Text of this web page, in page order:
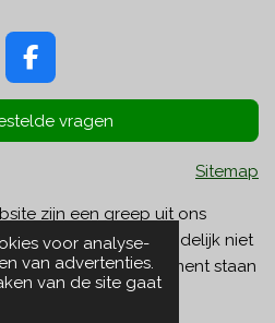
voor analyse-
van advertenties.
van de site gaat
F
c
e
o
k
vragen
Sitemap
zijn een greep uit ons
bepaalde planten tijdelijk niet
in ons assortiment staan